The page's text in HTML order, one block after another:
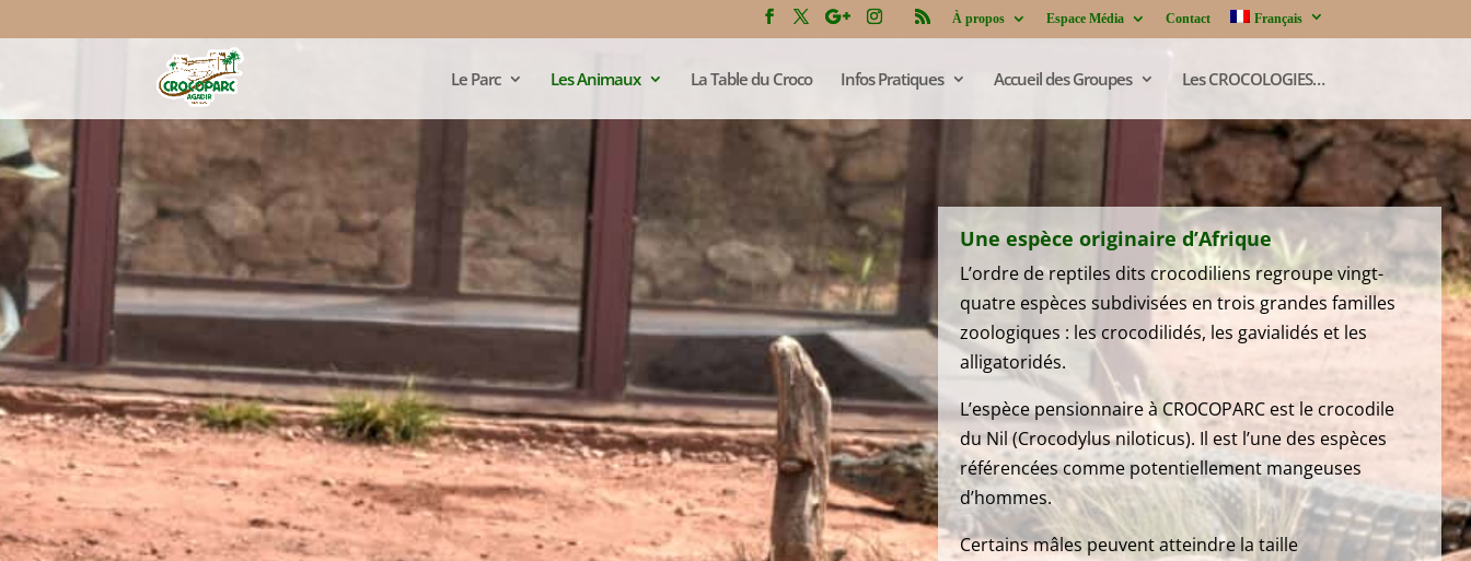
À propos Espace Média Contact Français
Le Parc Les Animaux La Table du Croco Infos Pratiques Accueil des Groupes Les CROCOLOGIES…
Une espèce originaire d’Afrique
L’ordre de reptiles dits crocodiliens regroupe vingt-
quatre espèces subdivisées en trois grandes familles
zoologiques : les crocodilidés, les gavialidés et les
alligatoridés.
L’espèce pensionnaire à CROCOPARC est le crocodile
du Nil (Crocodylus niloticus). Il est l’une des espèces
référencées comme potentiellement mangeuses
d’hommes.
Certains mâles peuvent atteindre la taille